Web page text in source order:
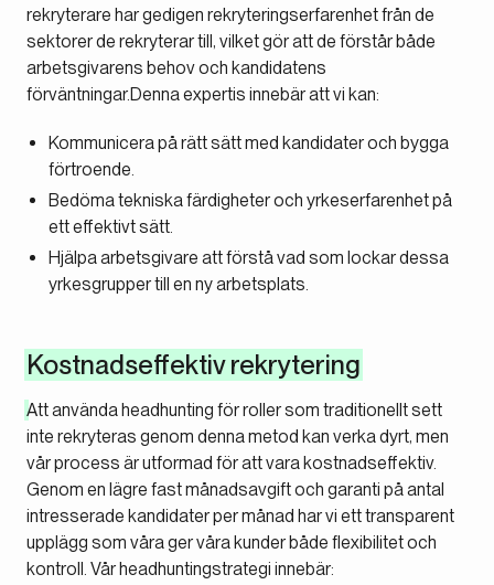
rekryterare har gedigen rekryteringserfarenhet från de
sektorer de rekryterar till, vilket gör att de förstår både
arbetsgivarens behov och kandidatens
förväntningar.Denna expertis innebär att vi kan:
Kommunicera på rätt sätt med kandidater och bygga
förtroende.
Bedöma tekniska färdigheter och yrkeserfarenhet på
ett effektivt sätt.
Hjälpa arbetsgivare att förstå vad som lockar dessa
yrkesgrupper till en ny arbetsplats.
Kostnadseffektiv rekrytering
Att använda headhunting för roller som traditionellt sett
inte rekryteras genom denna metod kan verka dyrt, men
vår process är utformad för att vara kostnadseffektiv.
Genom en lägre fast månadsavgift och garanti på antal
intresserade kandidater per månad har vi ett transparent
upplägg som våra ger våra kunder både flexibilitet och
kontroll. Vår headhuntingstrategi innebär: